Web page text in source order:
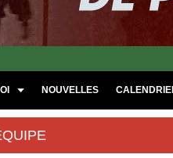
NOUVELLES